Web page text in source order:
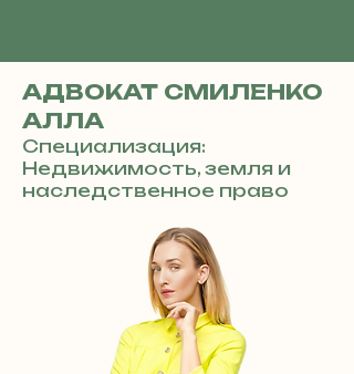
АДВОКАТ СМИЛЕНКО
АЛЛА
Специализация:
Недвижимость, земля и
наследственное право